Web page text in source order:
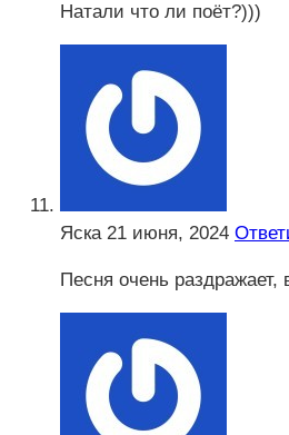
Натали что ли поёт?)))
Яска 21 июня, 2024
Песня очень раздражает,